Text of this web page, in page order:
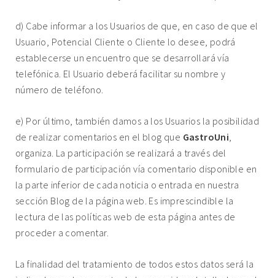
d) Cabe informar a los Usuarios de que, en caso de que el
Usuario, Potencial Cliente o Cliente lo desee, podrá
establecerse un encuentro que se desarrollará vía
telefónica. El Usuario deberá facilitar su nombre y
número de teléfono.
e) Por último, también damos a los Usuarios la posibilidad
de realizar comentarios en el blog que GastroUni
organiza. La participación se realizará a través del
formulario de participación vía comentario disponible en
la parte inferior de cada noticia o entrada en nuestra
sección Blog de la página web. Es imprescindible la
lectura de las políticas web de esta página antes de
proceder a comentar.
La finalidad del tratamiento de todos estos datos será la